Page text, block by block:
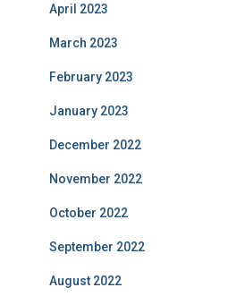
April 2023
March 2023
February 2023
January 2023
December 2022
November 2022
October 2022
September 2022
August 2022